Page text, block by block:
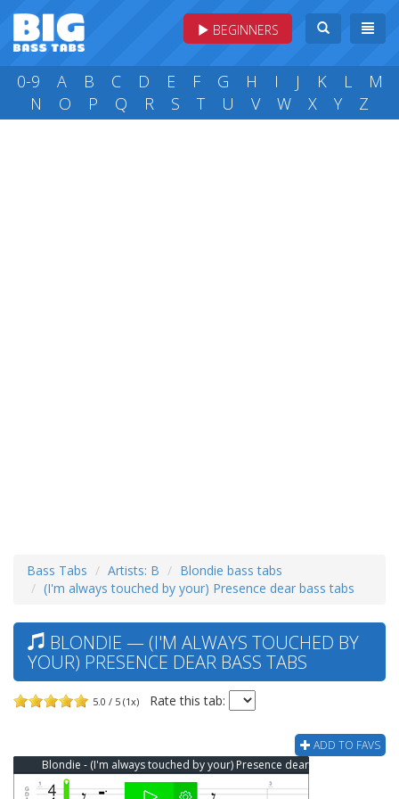
BEGINNERS
0-9 A B C D E F G H I J K L
M
N
O P Q R S T U V W X Y Z
Bass Tabs Artists: B
Blondie bass tabs
(I'm always touched by your) Presence dear bass tabs
BLONDIE — (I'M ALWAYS TOUCHED BY
YOUR) PRESENCE DEAR BASS TABS
5.0 / 5 (1x) Rate this tab:
ADD TO FAVS
Blondie - (I'm always touched by your) Presence dear Bass Tab